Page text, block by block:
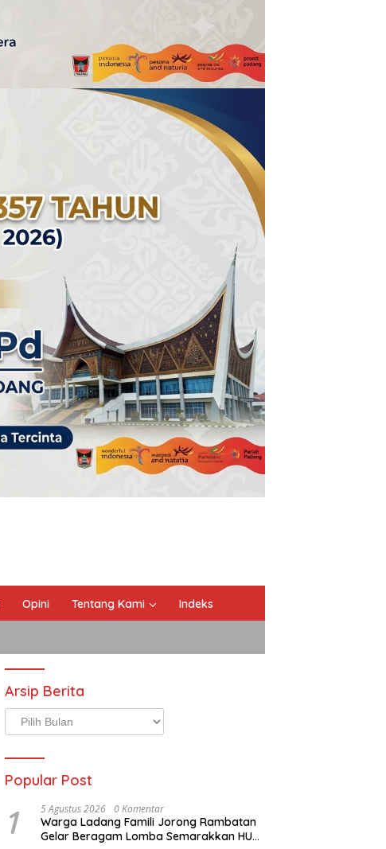
Opini Tentang Kami Indeks
Arsip Berita
Arsip
Berita
Popular Post
1 5 Agustus 2026 0 Komentar
Warga Ladang Famili Jorong Rambatan
Gelar Beragam Lomba Semarakkan HUT